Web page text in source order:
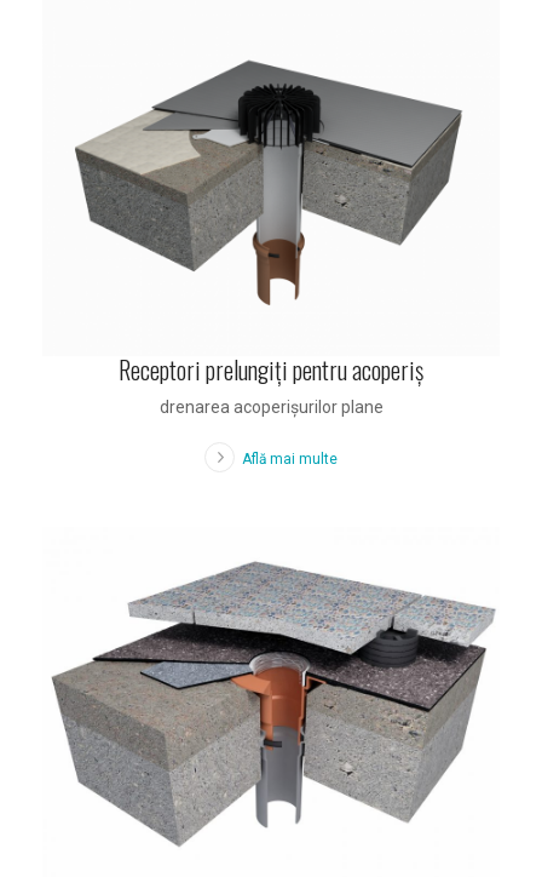
Receptori prelungiţi pentru acoperiş
drenarea acoperişurilor plane
Află mai multe